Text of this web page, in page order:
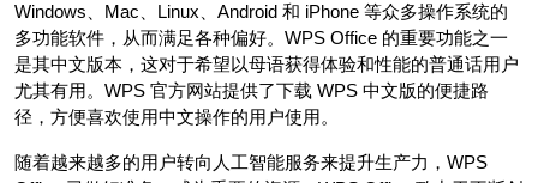
Windows、Mac、Linux、Android 和 iPhone 等众多操作系统的
多功能软件，从而满足各种偏好。WPS Office 的重要功能之一
是其中文版本，这对于希望以母语获得体验和性能的普通话用户
尤其有用。WPS 官方网站提供了下载 WPS 中文版的便捷路
径，方便喜欢使用中文操作的用户使用。
随着越来越多的用户转向人工智能服务来提升生产力，WPS